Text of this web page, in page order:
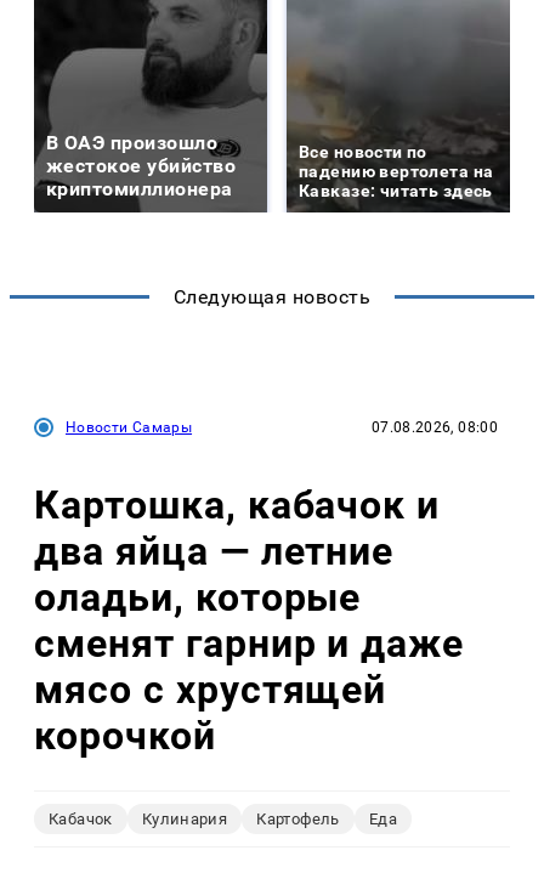
В ОАЭ произошло
жестокое убийство
криптомиллионера
Все новости по
падению вертолета на
Кавказе: читать здесь
Следующая новость
Новости Самары 07.08.2026, 08:00
Картошка, кабачок и
два яйца — летние
оладьи, которые
сменят гарнир и даже
мясо с хрустящей
корочкой
Кабачок Кулинария Картофель Еда